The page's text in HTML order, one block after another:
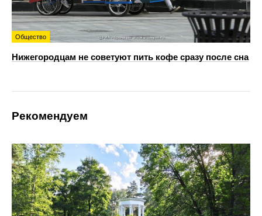
Общество
Нижегородцам не советуют пить кофе сразу после сна
Рекомендуем